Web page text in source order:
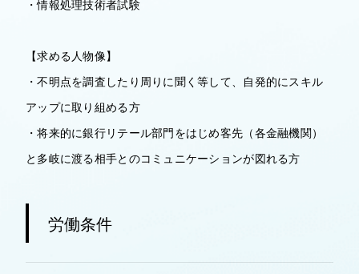
・情報処理技術者試験
【求める人物像】
・不明点を調査したり周りに聞く等して、自発的にスキル
アップに取り組める方
・将来的に銀行リテール部門をはじめ客先（各金融機関）
と多岐に渡る相手とのコミュニケーションが図れる方
労働条件